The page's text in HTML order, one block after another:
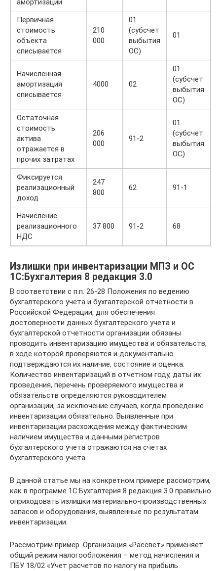
амортизации
Первичная
стоимость
объекта
списывается
210
000
01
(субсчет
выбытия
ОС)
01
Начисленная
амортизация
списывается
4000 02
01
(субсчет
выбытия
ОС)
Остаточная
стоимость
актива
отражается в
прочих затратах
206
000
91-2
01
(субсчет
выбытия
ОС)
Фиксируется
реализационный
доход
247
800
62 91-1
Начисление
реализационного
НДС
37 800 91-2 68
Излишки при инвентаризации МПЗ и ОС
1С:Бухгалтерия 8 редакция 3.0
В соответствии с п.п. 26-28 Положения по ведению
бухгалтерского учета и бухгалтерской отчетности в
Российской Федерации, для обеспечения
достоверности данных бухгалтерского учета и
бухгалтерской отчетности организации обязаны
проводить инвентаризацию имущества и обязательств,
в ходе которой проверяются и документально
подтверждаются их наличие, состояние и оценка.
Количество инвентаризаций в отчетном году, даты их
проведения, перечень проверяемого имущества и
обязательств определяются руководителем
организации, за исключение случаев, когда проведение
инвентаризации обязательно. Выявленные при
инвентаризации расхождения между фактическим
наличием имущества и данными регистров
бухгалтерского учета отражаются на счетах
бухгалтерского учета.
В данной статье мы на конкретном примере рассмотрим,
как в программе 1С:Бухгалтерия 8 редакция 3.0 правильно
оприходовать излишки материально-производственных
запасов и оборудования, выявленные по результатам
инвентаризации.
Рассмотрим пример. Организация «Рассвет» применяет
общий режим налогообложения – метод начисления и
ПБУ 18/02 «Учет расчетов по налогу на прибыль